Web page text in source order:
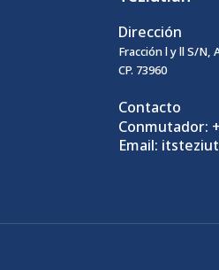
Dirección
Fracción l y ll S/N,
CP. 73960
Contacto
Conmutador:
Email: